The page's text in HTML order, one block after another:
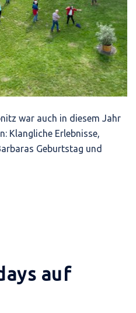
war auch in diesem Jahr
Klangliche Erlebnisse,
Geburtstag und
auf